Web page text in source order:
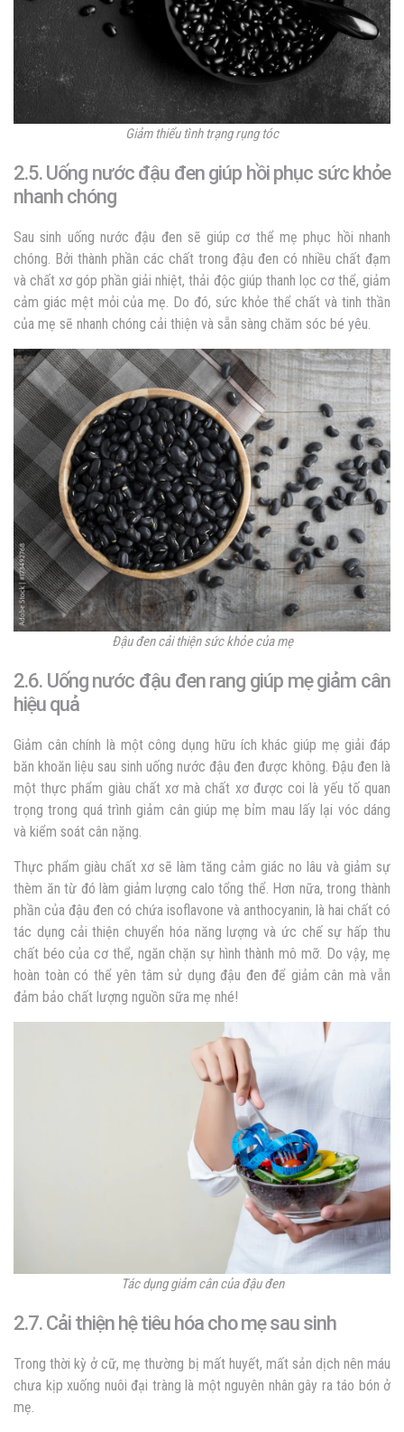
Giảm thiểu tình trạng rụng tóc
2.5. Uống nước đậu đen giúp hồi phục sức khỏe
nhanh chóng
Sau sinh uống nước đậu đen sẽ giúp cơ thể mẹ phục hồi nhanh
chóng. Bởi thành phần các chất trong đậu đen có nhiều chất đạm
và chất xơ góp phần giải nhiệt, thải độc giúp thanh lọc cơ thể, giảm
cảm giác mệt mỏi của mẹ. Do đó, sức khỏe thể chất và tinh thần
của mẹ sẽ nhanh chóng cải thiện và sẵn sàng chăm sóc bé yêu.
Đậu đen cải thiện sức khỏe của mẹ
2.6. Uống nước đậu đen rang giúp mẹ giảm cân
hiệu quả
Giảm cân chính là một công dụng hữu ích khác giúp mẹ giải đáp
băn khoăn liệu sau sinh uống nước đậu đen được không. Đậu đen là
một thực phẩm giàu chất xơ mà chất xơ được coi là yếu tố quan
trọng trong quá trình giảm cân giúp mẹ bỉm mau lấy lại vóc dáng
và kiểm soát cân nặng.
Thực phẩm giàu chất xơ sẽ làm tăng cảm giác no lâu và giảm sự
thèm ăn từ đó làm giảm lượng calo tổng thể. Hơn nữa, trong thành
phần của đậu đen có chứa isoflavone và anthocyanin, là hai chất có
tác dụng cải thiện chuyển hóa năng lượng và ức chế sự hấp thu
chất béo của cơ thể, ngăn chặn sự hình thành mô mỡ. Do vậy, mẹ
hoàn toàn có thể yên tâm sử dụng đậu đen để giảm cân mà vẫn
đảm bảo chất lượng nguồn sữa mẹ nhé!
Tác dụng giảm cân của đậu đen
2.7. Cải thiện hệ tiêu hóa cho mẹ sau sinh
Trong thời kỳ ở cữ, mẹ thường bị mất huyết, mất sản dịch nên máu
chưa kịp xuống nuôi đại tràng là một nguyên nhân gây ra táo bón ở
mẹ.